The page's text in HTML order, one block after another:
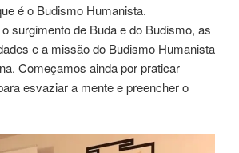
é o Budismo Humanista.
surgimento de Buda e do Budismo, as
e a missão do Budismo Humanista
Começamos ainda por praticar
esvaziar a mente e preencher o